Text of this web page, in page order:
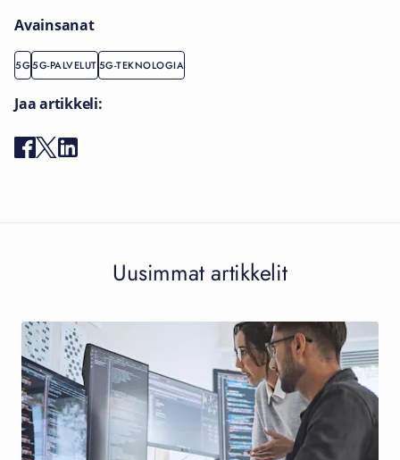
Avainsanat
5G5G-PALVELUT5G-TEKNOLOGIA
Jaa artikkeli:
Uusimmat artikkelit